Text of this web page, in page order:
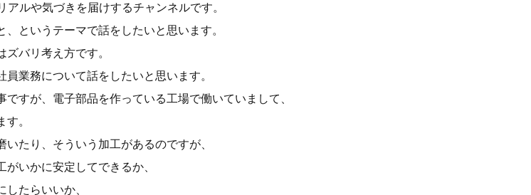
ルや気づきを届けするチャンネルです。
というテーマで話をしたいと思います。
バリ考え方です。
業務について話をしたいと思います。
すが、電子部品を作っている工場で働いていまして、
。
たり、そういう加工があるのですが、
いかに安定してできるか、
たらいいか、